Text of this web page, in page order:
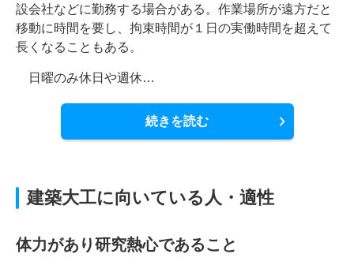
設会社などに勤務する場合がある。作業場所が遠方だと
移動に時間を要し、拘束時間が１日の実働時間を超えて
長くなることもある。
日曜のみ休日や週休…
続きを読む
建築大工に向いている人・適性
体力があり研究熱心であること